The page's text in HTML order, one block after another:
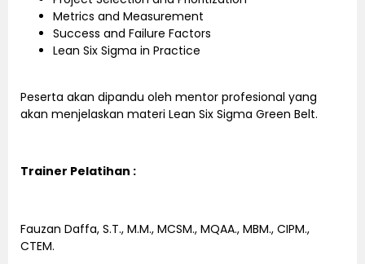
Metrics and Measurement
Success and Failure Factors
Lean Six Sigma in Practice
Peserta akan dipandu oleh mentor profesional yang
akan menjelaskan materi Lean Six Sigma Green Belt.
Trainer Pelatihan :
Fauzan Daffa, S.T., M.M., MCSM., MQAA., MBM., CIPM.,
CTEM.